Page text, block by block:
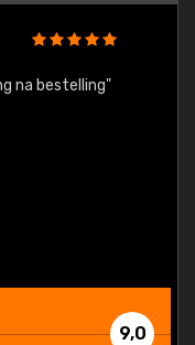
na bestelling"
9,0